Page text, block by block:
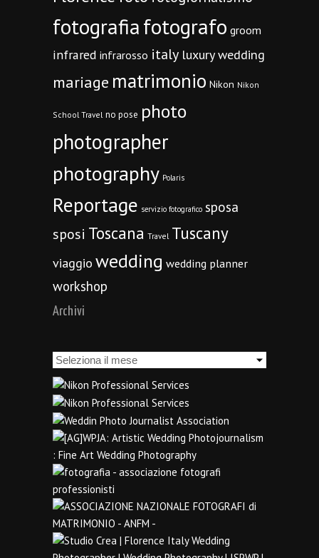
fotografiafotografo groom
infrared infrarosso italy luxury wedding
mariage matrimonio Nikon Nikon
School Travel no pose photo
photographer
photography Polaris
Reportage servizio fotografico sposa
sposi Toscana Travel Tuscany
viaggio wedding wedding planner
workshop
Archivi
Archivi